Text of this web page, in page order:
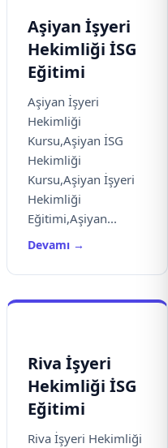
Aşiyan İşyeri
Hekimliği İSG
Eğitimi
Aşiyan İşyeri
Hekimliği
Kursu,Aşiyan İSG
Hekimliği
Kursu,Aşiyan İşyeri
Hekimliği
Eğitimi,Aşiyan...
Devamı →
Riva İşyeri
Hekimliği İSG
Eğitimi
Riva İşyeri Hekimliği